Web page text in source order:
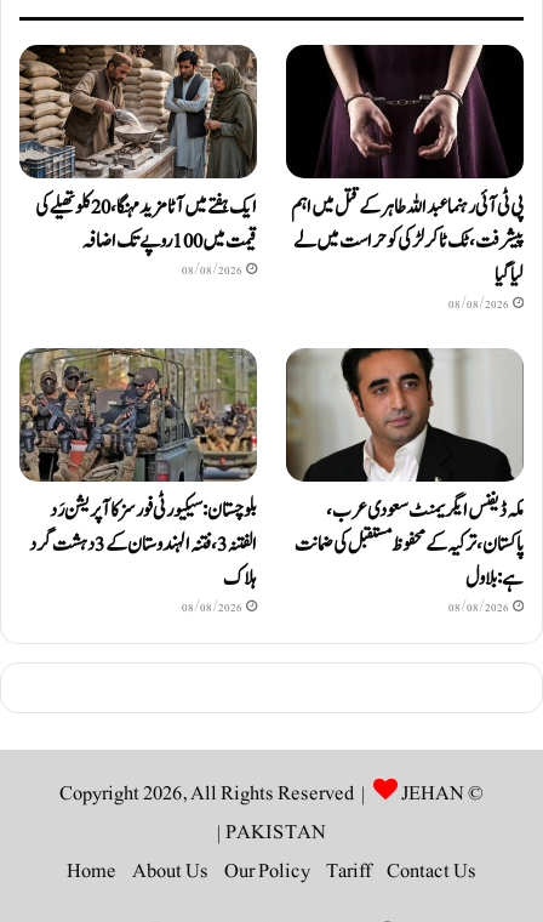
پی ٹی آئی رہنما عبداللہ طاہر کے قتل میں اہم
پیشرفت، ٹک ٹاکر لڑکی کو حراست میں لے
لیا گیا
08/08/2026
ایک ہفتے میں آٹا مزید مہنگا، 20 کلو تھیلے کی
قیمت میں 100 روپے تک اضافہ
08/08/2026
مکہ ڈیفنس ایگریمنٹ سعودی عرب،
پاکستان، ترکیہ کے محفوظ مستقبل کی ضمانت
ہے: بلاول
08/08/2026
بلوچستان: سیکیورٹی فورسز کا آپریشن رَد
الفتنہ 3، فتنہ الہندوستان کے 3 دہشت گرد
ہلاک
08/08/2026
© Copyright 2026, All Rights Reserved |
JEHAN
PAKISTAN
|
Contact Us
Tariff
Our Policy
About Us
Home